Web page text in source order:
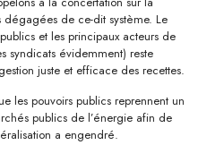
dégagées de ce-dit système. Le
et les principaux acteurs de
syndicats évidemment) reste
juste et efficace des recettes.
les pouvoirs publics reprennent un
publics de l’énergie afin de
a engendré.